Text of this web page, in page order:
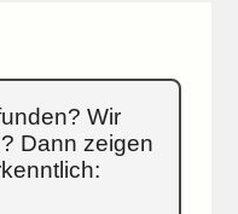
Wir
Dann zeigen